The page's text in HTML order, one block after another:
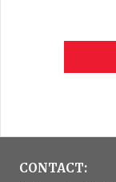
CONTACT: